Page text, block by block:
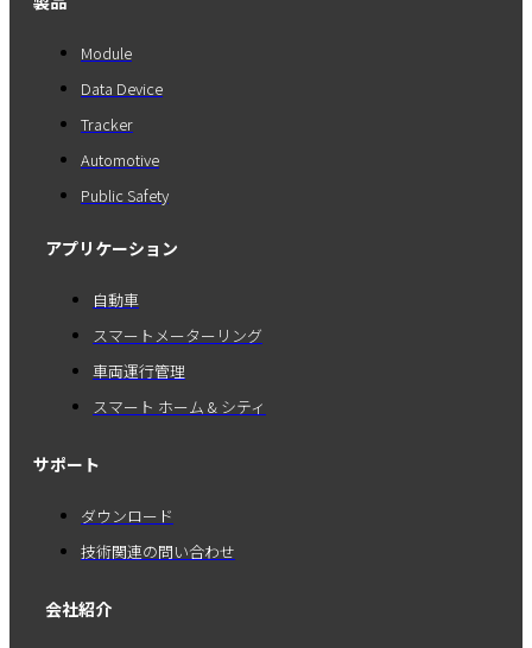
Module
Data Device
Tracker
Automotive
Public Safety
アプリケーション
自動車
スマートメーターリング
車両運行管理
スマート ホーム & シティ
サポート
ダウンロード
技術関連の問い合わせ
会社紹介